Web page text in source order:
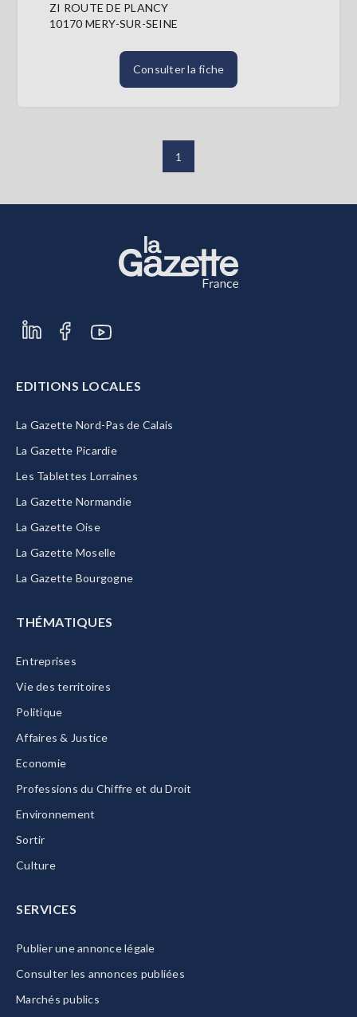
ZI ROUTE DE PLANCY
10170 MERY-SUR-SEINE
Consulter la fiche
1
EDITIONS LOCALES
La Gazette Nord-Pas de Calais
La Gazette Picardie
Les Tablettes Lorraines
La Gazette Normandie
La Gazette Oise
La Gazette Moselle
La Gazette Bourgogne
THÉMATIQUES
Entreprises
Vie des territoires
Politique
Affaires & Justice
Economie
Professions du Chiffre et du Droit
Environnement
Sortir
Culture
SERVICES
Publier une annonce légale
Consulter les annonces publiées
Marchés publics